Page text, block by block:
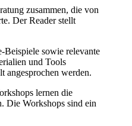
zusammen, die von
Der Reader stellt
Beispiele sowie relevante
und Tools
angesprochen werden.
lernen die
Die Workshops sind ein